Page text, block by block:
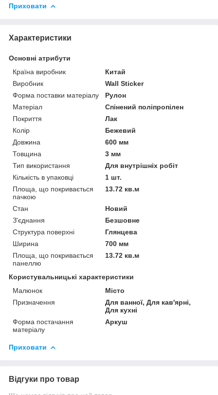
Приховати
Характеристики
Основні атрибути
Країна виробник
Китай
Виробник
Wall Sticker
Форма поставки матеріалу
Рулон
Матеріал
Спінений поліпропілен
Покриття
Лак
Колір
Бежевий
Довжина
600 мм
Товщина
3 мм
Тип використання
Для внутрішніх робіт
Кількість в упаковці
1 шт.
Площа, що покривається
пачкою
13.72 кв.м
Стан
Новий
З'єднання
Безшовне
Структура поверхні
Глянцева
Ширина
700 мм
Площа, що покривається
панеллю
13.72 кв.м
Користувальницькі характеристики
Малюнок
Місто
Призначення
Для ванної, Для кав'ярні,
Для кухні
Форма постачання
матеріалу
Аркуш
Приховати
Відгуки про товар